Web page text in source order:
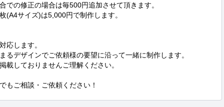
での修正の場合は毎500円追加させて頂きます。
サイズ)は5,000円で制作します。
応します。
るデザインでご依頼様の要望に沿って一緒に制作します。
しておりませんご理解ください。
もご相談・ご依頼ください！